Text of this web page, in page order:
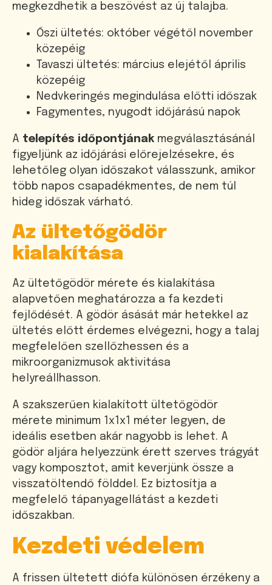
megkezdhetik a beszövést az új talajba.
Őszi ültetés: október végétől november
közepéig
Tavaszi ültetés: március elejétől április
közepéig
Nedvkeringés megindulása előtti időszak
Fagymentes, nyugodt időjárású napok
A telepítés időpontjának megválasztásánál
figyeljünk az időjárási előrejelzésekre, és
lehetőleg olyan időszakot válasszunk, amikor
több napos csapadékmentes, de nem túl
hideg időszak várható.
Az ültetőgödör
kialakítása
Az ültetőgödör mérete és kialakítása
alapvetően meghatározza a fa kezdeti
fejlődését. A gödör ásását már hetekkel az
ültetés előtt érdemes elvégezni, hogy a talaj
megfelelően szellőzhessen és a
mikroorganizmusok aktivitása
helyreállhasson.
A szakszerűen kialakított ültetőgödör
mérete minimum 1x1x1 méter legyen, de
ideális esetben akár nagyobb is lehet. A
gödör aljára helyezzünk érett szerves trágyát
vagy komposztot, amit keverjünk össze a
visszatöltendő földdel. Ez biztosítja a
megfelelő tápanyagellátást a kezdeti
időszakban.
Kezdeti védelem
A frissen ültetett diófa különösen érzékeny a